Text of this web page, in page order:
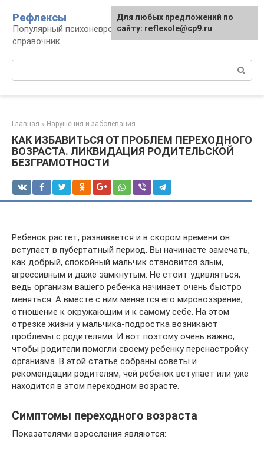
контенту
Рефлексы
Популярный психоневрологический
справочник
Главная » Нарушения и заболевания
КАК ИЗБАВИТЬСЯ ОТ ПРОБЛЕМ ПЕРЕХОДНОГО
ВОЗРАСТА. ЛИКВИДАЦИЯ РОДИТЕЛЬСКОЙ
БЕЗГРАМОТНОСТИ
Ребенок растет, развивается и в скором времени он
вступает в пубертатный период. Вы начинаете замечать,
как добрый, спокойный мальчик становится злым,
агрессивным и даже замкнутым. Не стоит удивляться,
ведь организм вашего ребенка начинает очень быстро
меняться. А вместе с ним меняется его мировоззрение,
отношение к окружающим и к самому себе. На этом
отрезке жизни у мальчика-подростка возникают
проблемы с родителями. И вот поэтому очень важно,
чтобы родители помогли своему ребенку перенастройку
организма. В этой статье собраны советы и
рекомендации родителям, чей ребенок вступает или уже
находится в этом переходном возрасте.
Симптомы переходного возраста
Показателями взросления являются:
Для любых предложений по
сайту: reflexole@cp9.ru